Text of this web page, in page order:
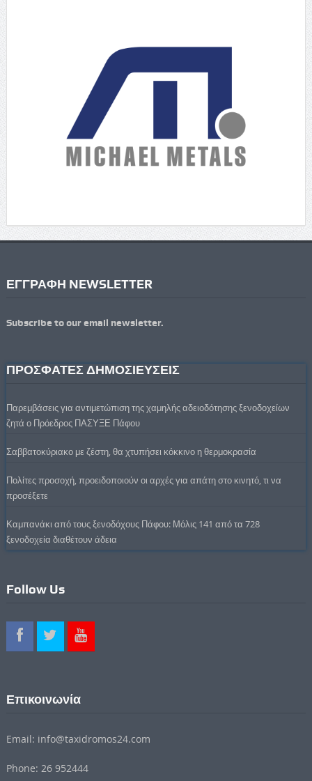
ΕΓΓΡΑΦΗ NEWSLETTER
Subscribe to our email newsletter.
ΠΡΟΣΦΑΤΕΣ ΔΗΜΟΣΙΕΥΣΕΙΣ
Παρεμβάσεις για αντιμετώπιση της χαμηλής αδειοδότησης ξενοδοχείων
ζητά ο Πρόεδρος ΠΑΣΥΞΕ Πάφου
Σαββατοκύριακο με ζέστη, θα χτυπήσει κόκκινο η θερμοκρασία
Πολίτες προσοχή, προειδοποιούν οι αρχές για απάτη στο κινητό, τι να
προσέξετε
Καμπανάκι από τους ξενοδόχους Πάφου: Μόλις 141 από τα 728
ξενοδοχεία διαθέτουν άδεια
Follow Us
Επικοινωνία
Email: info@taxidromos24.com
Phone: 26 952444